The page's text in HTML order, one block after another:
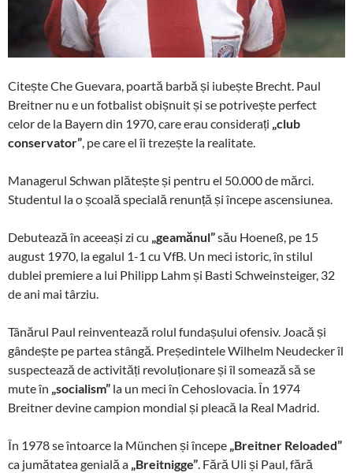
Citește Che Guevara, poartă barbă și iubește Brecht. Paul
Breitner nu e un fotbalist obișnuit și se potrivește perfect
celor de la Bayern din 1970, care erau considerați „club
conservator”, pe care el îi trezește la realitate.
Managerul Schwan plătește și pentru el 50.000 de mărci.
Studentul la o școală specială renunță și începe ascensiunea.
Debutează în aceeași zi cu „geamănul”său Hoeneß, pe 15
august 1970, la egalul 1-1 cu VfB. Un meci istoric, în stilul
dublei premiere a lui Philipp Lahm și Basti Schweinsteiger, 32
de ani mai târziu.
Tânărul Paul reinventează rolul fundașului ofensiv. Joacă și
gândește pe partea stângă. Președintele Wilhelm Neudecker îl
suspectează de activități revoluționare și îl somează să se
mute în „socialism” la un meci în Cehoslovacia. În 1974
Breitner devine campion mondial și pleacă la Real Madrid.
În 1978 se întoarce la München și începe „Breitner Reloaded”
ca jumătatea genială a „Breitnigge”. Fără Uli și Paul, fără